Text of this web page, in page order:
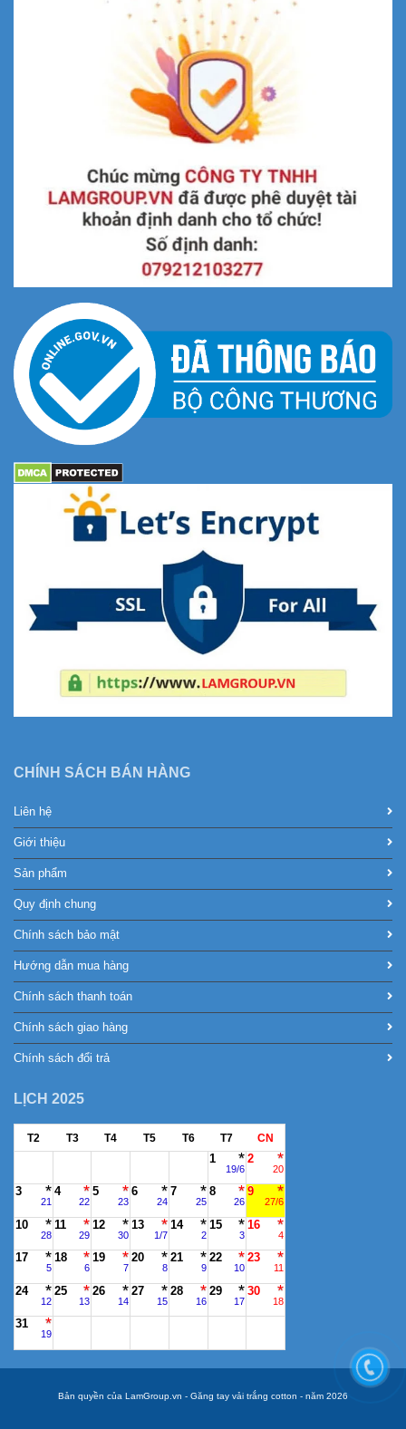
CHÍNH SÁCH BÁN HÀNG
Liên hệ
Giới thiệu
Sản phẩm
Quy định chung
Chính sách bảo mật
Hướng dẫn mua hàng
Chính sách thanh toán
Chính sách giao hàng
Chính sách đổi trả
LỊCH 2025
T2 T3 T4 T5 T6 T7 CN
1
19/6
2
20
3
21
4
22
5
23
6
24
7
25
8
26
9
27/6
10
28
11
29
12
30
13
1/7
14
2
15
3
16
4
17
5
18
6
19
7
20
8
21
9
22
10
23
11
24
12
25
13
26
14
27
15
28
16
29
17
30
18
31
19
Bản quyền của LamGroup.vn - Găng tay vải trắng cotton - năm 2026